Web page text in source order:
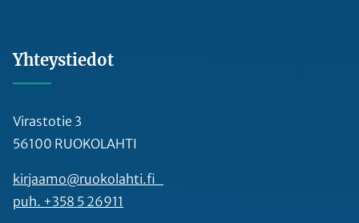
Yhteystiedot
Virastotie 3
56100 RUOKOLAHTI
kirjaamo@ruokolahti.fi
puh. +358 5 26911